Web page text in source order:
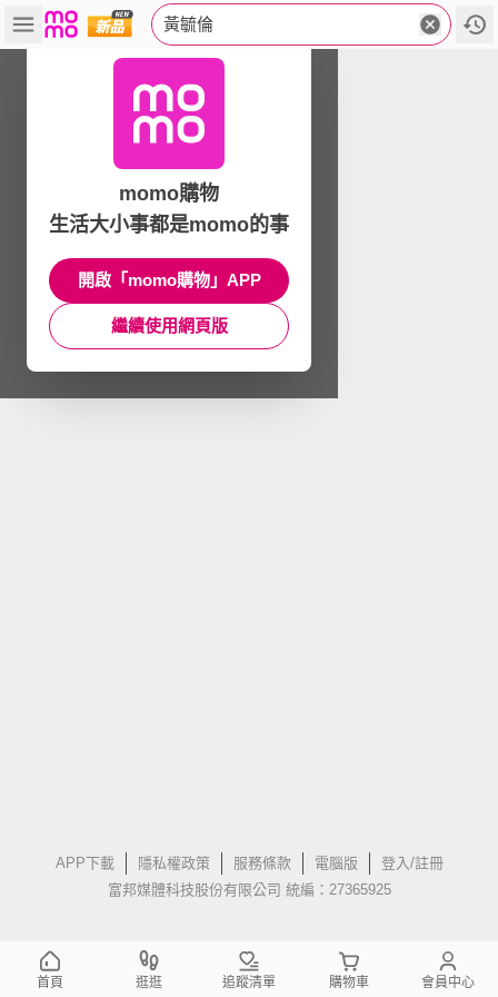
黃毓倫
APP下載 隱私權政策 服務條款 電腦版
登入/註冊
富邦媒體科技股份有限公司 統編：27365925
momo購物
生活大小事都是momo的事
開啟「momo購物」APP
繼續使用網頁版
首頁 逛逛 追蹤清單 購物車 會員中心